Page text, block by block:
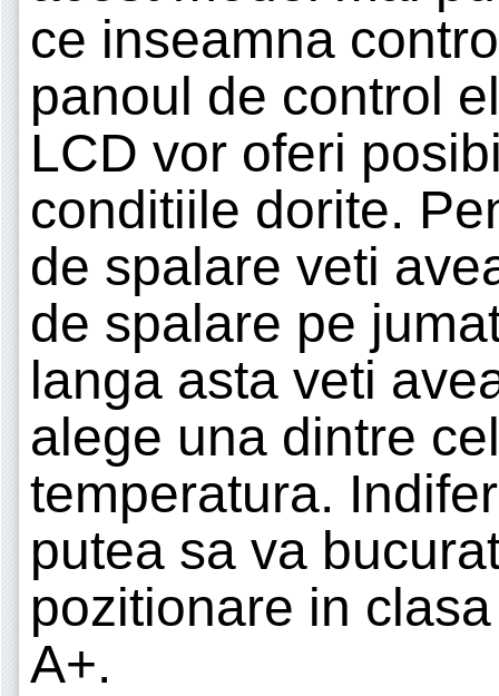
ce inseamna
panoul de control
LCD vor oferi
conditiile dorite.
de spalare veti
de spalare pe
langa asta veti
alege una dintre
temperatura.
putea sa va
pozitionare in
A+.